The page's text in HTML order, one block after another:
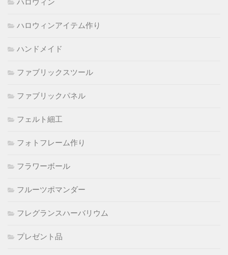
ハロウィン
ハロウィンアイテム作り
ハンドメイド
ファブリックスツール
ファブリックパネル
フェルト細工
フォトフレーム作り
フラワーボール
フルーツポマンダー
フレグランスハーバリウム
プレゼント品